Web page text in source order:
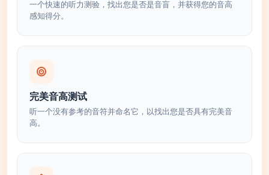
一个快速的听力测验，找出您是否是音盲，并获得您的音高
感知得分。
完美音高测试
听一个没有参考的音符并命名它，以找出您是否具有完美音
高。